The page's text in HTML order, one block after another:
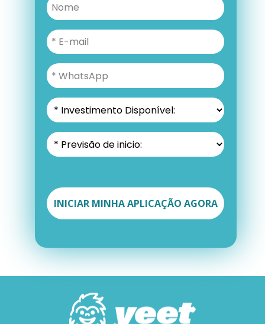
sua aplicação.
INICIAR MINHA APLICAÇÃO AGORA